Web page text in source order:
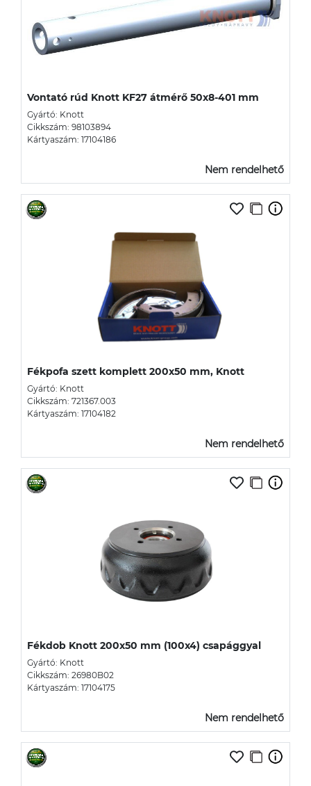
Vontató rúd Knott KF27 átmérő 50x8-401 mm
Gyártó: Knott
Cikkszám: 98103894
Kártyaszám: 17104186
Nem rendelhető
Fékpofa szett komplett 200x50 mm, Knott
Gyártó: Knott
Cikkszám: 721367.003
Kártyaszám: 17104182
Nem rendelhető
Fékdob Knott 200x50 mm (100x4) csapággyal
Gyártó: Knott
Cikkszám: 26980B02
Kártyaszám: 17104175
Nem rendelhető